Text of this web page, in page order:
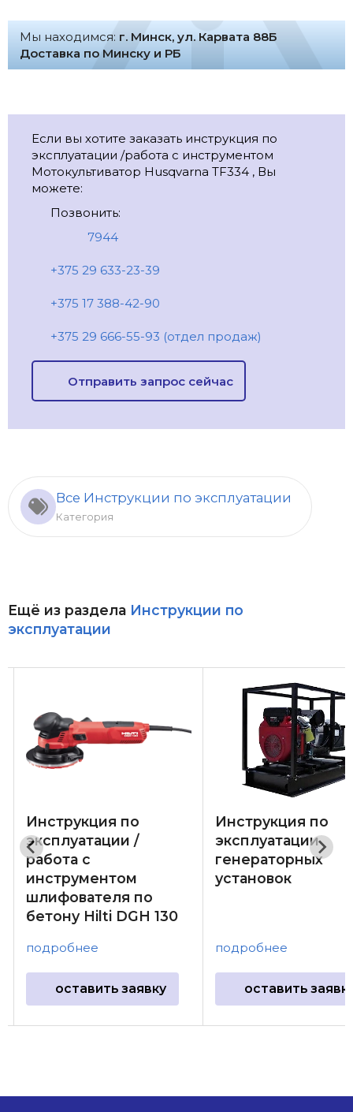
Мы находимся: г. Минск, ул. Карвата 88Б
Доставка по Минску и РБ
Если вы хотите заказать инструкция по
эксплуатации /работа с инструментом
Мотокультиватор Husqvarna TF334 , Вы
можете:
Позвонить:
7944
+375 29 633-23-39
+375 17 388-42-90
+375 29 666-55-93 (отдел продаж)
Отправить запрос сейчас
Все Инструкции по эксплуатации
Категория
Ещё из раздела Инструкции по
эксплуатации
Инструкция по
эксплуатации /
работа с
инструментом
шлифователя по
бетону Hilti DGH 130
подробнее
оставить заявку
Инструкция по
эксплуатации
генераторных
установок
подробнее
оставить